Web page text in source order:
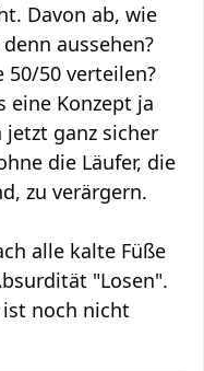
Davon ab, wie
aussehen?
50/50 verteilen?
eine Konzept ja
ganz sicher
die Läufer, die
zu verärgern.
alle kalte Füße
"Losen".
noch nicht